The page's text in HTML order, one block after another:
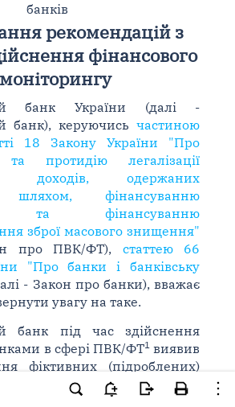
банків
рекомендацій з
фінансового
моніторингу
банк України (далі -
банк), керуючисьчастиною
18 Закону України "Про
та протидію легалізації
доходів, одержаних
шляхом, фінансуванню
та фінансуванню
зброї масового знищення"
про ПВК/ФТ), статтею 66
"Про банки і банківську
- Закон про банки), вважає
увагу на таке.
банк під час здійснення
в сфері ПВК/ФТ1 виявив
фіктивних (підроблених)
надаються клієнтами на
метою здійснення належної